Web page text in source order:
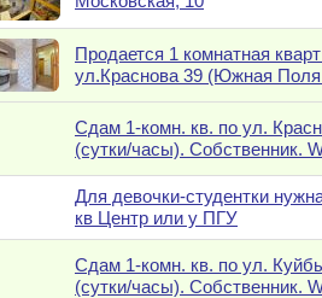
Продается 1 комнатная
ул.Краснова 39 (Южная
Сдам 1-комн. кв. по ул.
(сутки/часы). Собственник.
Для девочки-студентки
кв Центр или у ПГУ
Сдам 1-комн. кв. по ул.
(сутки/часы). Собственник.